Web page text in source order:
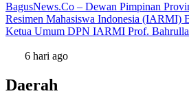
BagusNews.Co – Dewan Pimpinan
Resimen Mahasiswa Indonesia (IARMI)
Ketua Umum DPN IARMI Prof.
6 hari ago
Daerah